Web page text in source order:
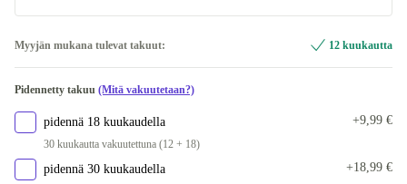
Saatavilla muissa konfiguraatioissa
Myyjän mukana tulevat takuut: 12 kuukautta
Pidennetty takuu (Mitä vakuutetaan?)
pidennä 18 kuukaudella
30 kuukautta vakuutettuna (12 + 18)
+9,99 €
pidennä 30 kuukaudella +18,99 €